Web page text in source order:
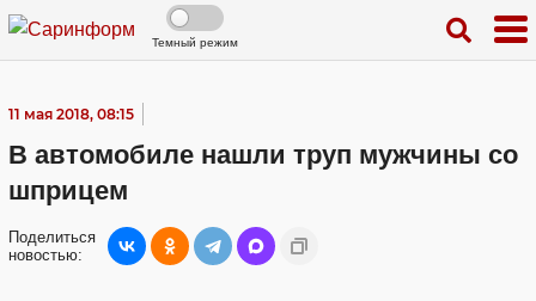
Темный режим
11 мая 2018, 08:15
В автомобиле нашли труп мужчины со
шприцем
Поделиться
новостью: